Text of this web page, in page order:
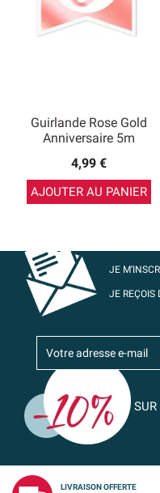
Guirlande Rose Gold
Anniversaire 5m
4,99 €
AJOUTER AU PANIER
JE
JE REÇOIS
LIVRAISON OFFERTE